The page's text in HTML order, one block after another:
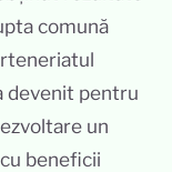
comună
devenit pentru
un
beneficii